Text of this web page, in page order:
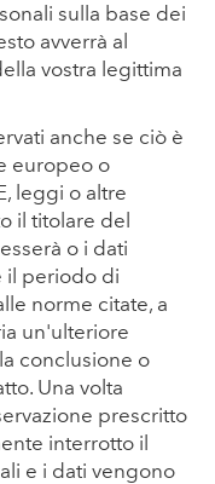
sulla base dei
avverrà al
vostra legittima
anche se ciò è
europeo o
leggi o altre
il titolare del
o i dati
il periodo di
norme citate, a
un'ulteriore
conclusione o
Una volta
prescritto
interrotto il
e i dati vengono